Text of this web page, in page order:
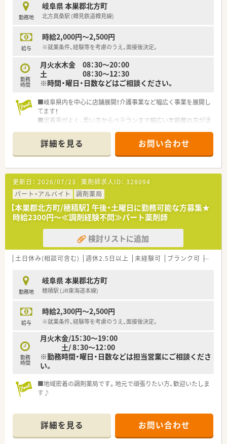
勤務地
岐阜県 本巣郡北方町
北方真桑駅 (樽見鉄道樽見線)
給与
時給2,000円～2,500円
※就業条件、経験等を考慮のうえ、面接後決定。
勤務
時間
月火水木金 08：30～20：00
土 08：30～12：30
※時間・曜日・日数などはご相談ください。
■岐阜県内を中心に店舗展開！介護事業など幅広く事業を展開し
てます！
■定着率がよく、若い方からベテランまで幅広い年齢層の方が活
■やりたいことを応援・支援して頂ける企業です！風通しがよく
アットホームな環境です！
詳細を見る お問い合わせ
更新日： 2026/07/23 薬剤師求人ID： 328094
パート・アルバイト
調剤薬局
【本巣郡北方町/穂積駅】 午後・土曜日に勤務可能な方募集★
時給2300円～≪調剤経験不問≫パート薬剤師
検討リストに追加
土日休み(相談可含む) 週休2.5日以上 未経験可 ブランク可 Ｗワ
勤務地
岐阜県 本巣郡北方町
穂積駅 (JR東海道本線)
給与
時給2,300円～2,500円
※就業条件、経験等を考慮のうえ、面接後決定。
勤務
時間
月火木金/15：30～19：00
土/ 8：30～12：00
※勤務時間・曜日・日数などは担当営業にご相談くださ
い。
■地域密着の調剤薬局です。地元で頑張りたい方、歓迎いたしま
す♪
詳細を見る お問い合わせ